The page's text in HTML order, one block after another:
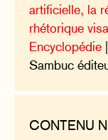
artificielle, la
rhétorique
Encyclopédie
Sambuc
CONTENU